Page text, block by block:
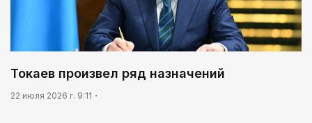
Токаев произвел ряд назначений
22 июля 2026 г. 9:11